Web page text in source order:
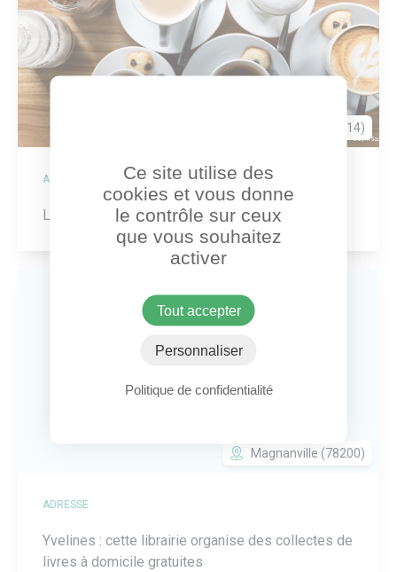
Paris (75014)
ADRESSE
Le Moulin à Café, un lieu associatif et participatif
Magnanville (78200)
ADRESSE
Yvelines : cette librairie organise des collectes de
livres à domicile gratuites
Ce site utilise des
cookies et vous donne
le contrôle sur ceux
que vous souhaitez
activer
Tout accepter
Personnaliser
Politique de confidentialité